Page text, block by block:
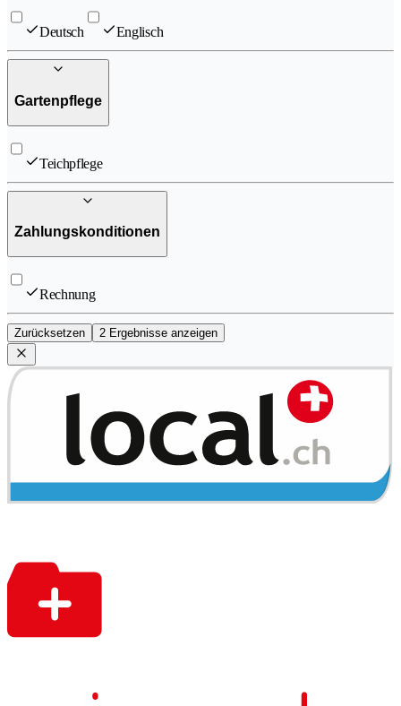
Deutsch Englisch
Gartenpflege
Teichpflege
Zahlungskonditionen
Rechnung
Zurücksetzen 2 Ergebnisse anzeigen